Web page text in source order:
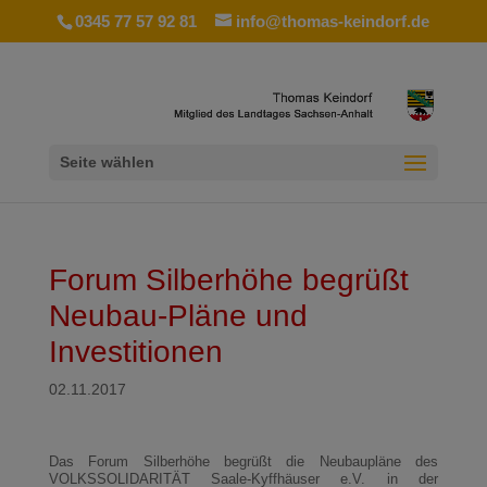
0345 77 57 92 81 info@thomas-keindorf.de
Seite wählen
Forum Silberhöhe begrüßt
Neubau-Pläne und
Investitionen
02.11.2017
Das Forum Silberhöhe begrüßt die Neubaupläne des
VOLKSSOLIDARITÄT Saale-Kyffhäuser e.V. in der